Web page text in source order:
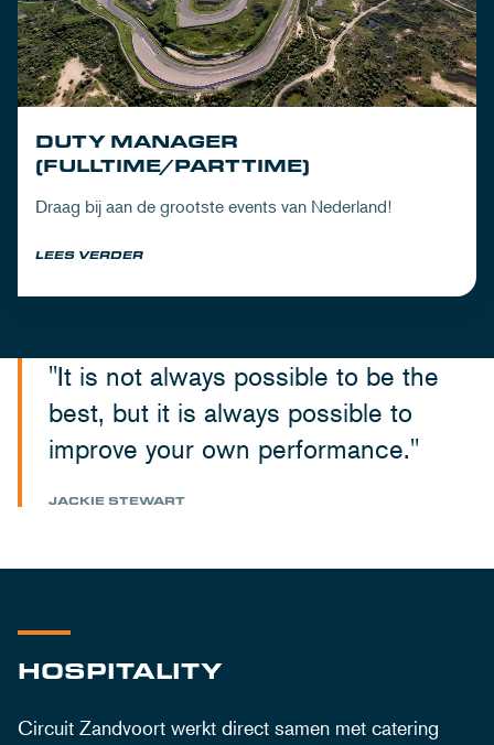
DUTY MANAGER
(FULLTIME/PARTTIME)
Draag bij aan de grootste events van Nederland!
LEES VERDER
"It is not always possible to be the
best, but it is always possible to
improve your own performance."
JACKIE STEWART
HOSPITALITY
Circuit Zandvoort werkt direct samen met catering